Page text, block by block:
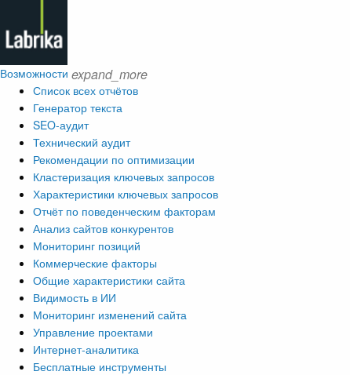
Возможности expand_more
Список всех отчётов
Генератор текста
SEO-аудит
Технический аудит
Рекомендации по оптимизации
Кластеризация ключевых запросов
Характеристики ключевых запросов
Отчёт по поведенческим факторам
Анализ сайтов конкурентов
Мониторинг позиций
Коммерческие факторы
Общие характеристики сайта
Видимость в ИИ
Мониторинг изменений сайта
Управление проектами
Интернет-аналитика
Бесплатные инструменты